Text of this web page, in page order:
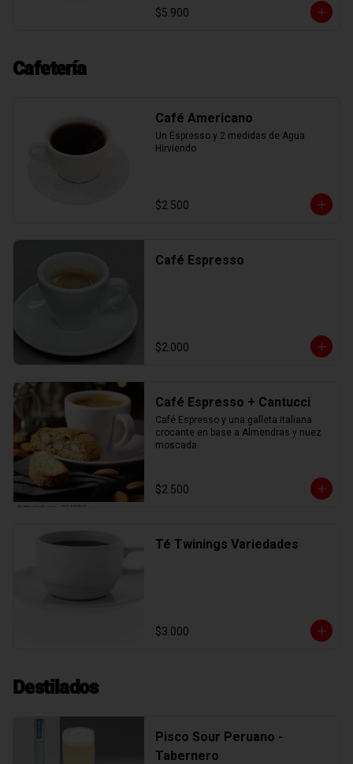
$5.900
Cafetería
Café Americano
Un Espresso y 2 medidas de Agua
Hirviendo
$2.500
Café Espresso
$2.000
Café Espresso + Cantucci
Café Espresso y una galleta italiana
crocante en base a Almendras y nuez
moscada
$2.500
Té Twinings Variedades
$3.000
Destilados
Pisco Sour Peruano -
Tabernero